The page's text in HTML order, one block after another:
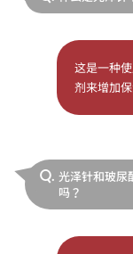
这是一种
剂来增加
Q. 光泽针和玻尿
吗？